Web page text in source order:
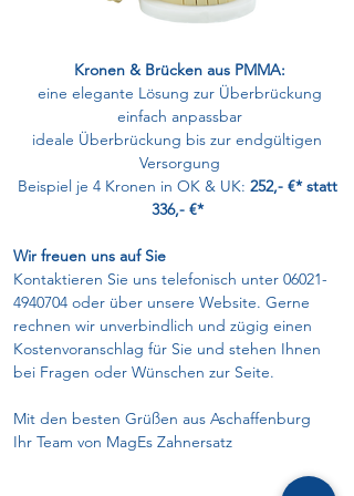
Kronen & Brücken aus PMMA:
eine elegante Lösung zur Überbrückung
einfach anpassbar
ideale Überbrückung bis zur endgültigen
Versorgung
Beispiel je 4 Kronen in OK & UK: 252,- €* statt
336,- €*
Wir freuen uns auf Sie
Kontaktieren Sie uns telefonisch unter 06021-
4940704 oder über unsere Website. Gerne
rechnen wir unverbindlich und zügig einen
Kostenvoranschlag für Sie und stehen Ihnen
bei Fragen oder Wünschen zur Seite.
Mit den besten Grüßen aus Aschaffenburg
Ihr Team von MagEs Zahnersatz